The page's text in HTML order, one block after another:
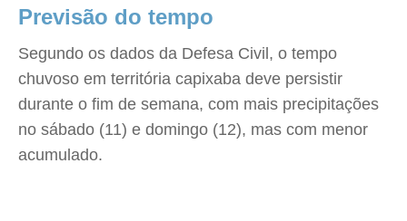
Previsão do tempo
Segundo os dados da Defesa Civil, o tempo
chuvoso em territória capixaba deve persistir
durante o fim de semana, com mais precipitações
no sábado (11) e domingo (12), mas com menor
acumulado.